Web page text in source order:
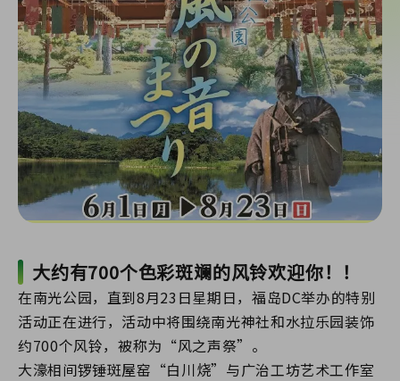
大约有700个色彩斑斓的风铃欢迎你！！
在南光公园，直到8月23日星期日，福岛DC举办的特别
活动正在进行，活动中将围绕南光神社和水拉乐园装饰
约700个风铃，被称为“风之声祭”。
大濠相间锣锤斑屋窑“白川烧”与广治工坊艺术工作室